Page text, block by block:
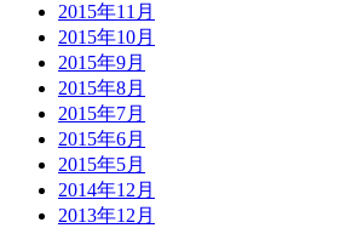
2015年11月
2015年10月
2015年9月
2015年8月
2015年7月
2015年6月
2015年5月
2014年12月
2013年12月